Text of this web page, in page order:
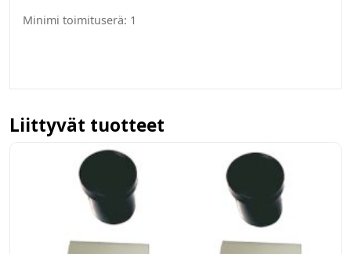
Minimi toimituserä: 1
Liittyvät tuotteet